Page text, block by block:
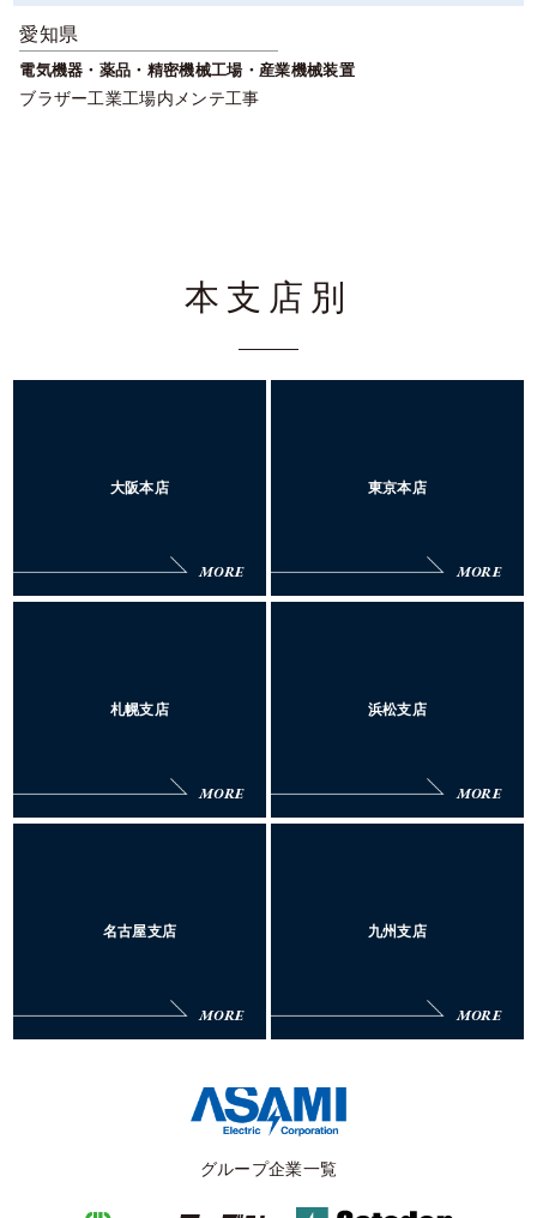
愛知県
電気機器・薬品・精密機械工場・産業機械装置
ブラザー工業工場内メンテ工事
本支店別
大阪本店
MORE
東京本店
MORE
札幌支店
MORE
浜松支店
MORE
名古屋支店
MORE
九州支店
MORE
グループ企業一覧